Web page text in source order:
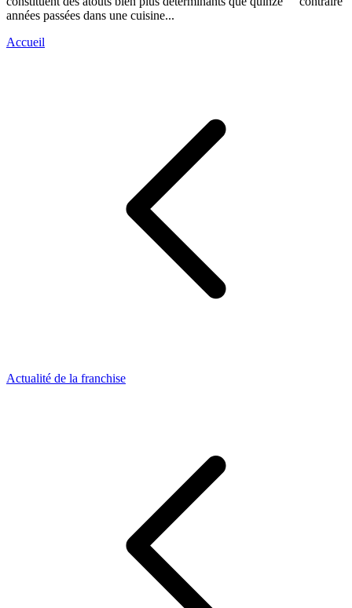
années passées dans une cuisine...
Accueil
Actualité de la franchise